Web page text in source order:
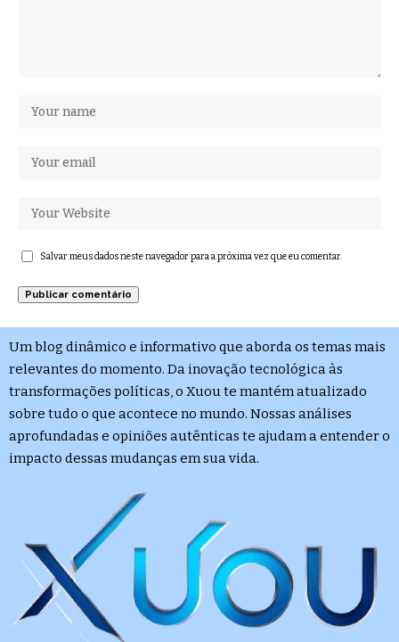
Salvar meus dados neste navegador para a próxima vez que eu comentar.
Um blog dinâmico e informativo que aborda os temas mais
relevantes do momento. Da inovação tecnológica às
transformações políticas, o Xuou te mantém atualizado
sobre tudo o que acontece no mundo. Nossas análises
aprofundadas e opiniões autênticas te ajudam a entender o
impacto dessas mudanças em sua vida.